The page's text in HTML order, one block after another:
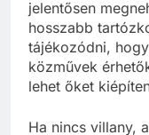
jelentősen
hosszabb
tájékozódni,
közművek
lehet őket
Ha nincs villany,